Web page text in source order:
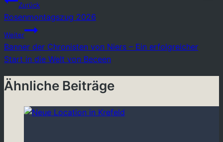
Zurück
Rosenmontagszug 2026
Weiter
Banner der Chronisten von Niers – Ein erfolgreicher
Start in die Welt von Beceen
Ähnliche Beiträge